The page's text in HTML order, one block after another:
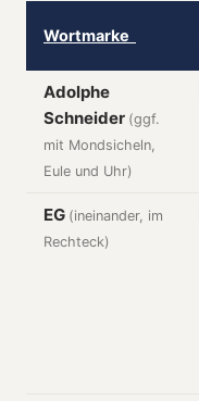
Wortmarke
Adolphe
Schneider (ggf.
mit Mondsicheln,
Eule und Uhr)
EG (ineinander, im
Rechteck)